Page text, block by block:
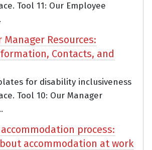
Tool 11: Our Employee
Manager Resources:
Contacts, and
for disability inclusiveness
Tool 10: Our Manager
process:
accommodation at work